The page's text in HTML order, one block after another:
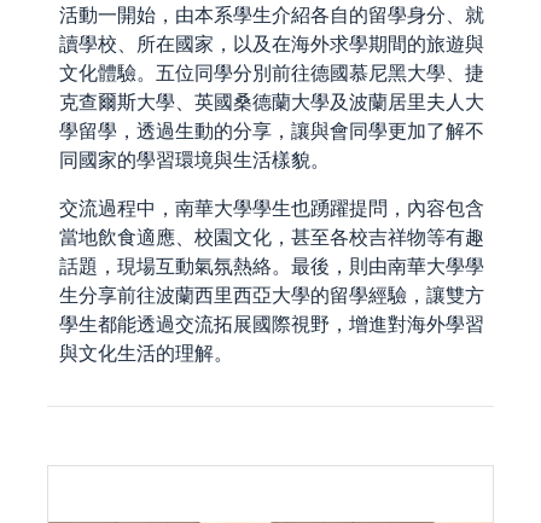
活動一開始，由本系學生介紹各自的留學身分、就
讀學校、所在國家，以及在海外求學期間的旅遊與
文化體驗。五位同學分別前往德國慕尼黑大學、捷
克查爾斯大學、英國桑德蘭大學及波蘭居里夫人大
學留學，透過生動的分享，讓與會同學更加了解不
同國家的學習環境與生活樣貌。
交流過程中，南華大學學生也踴躍提問，內容包含
當地飲食適應、校園文化，甚至各校吉祥物等有趣
話題，現場互動氣氛熱絡。最後，則由南華大學學
生分享前往波蘭西里西亞大學的留學經驗，讓雙方
學生都能透過交流拓展國際視野，增進對海外學習
與文化生活的理解。